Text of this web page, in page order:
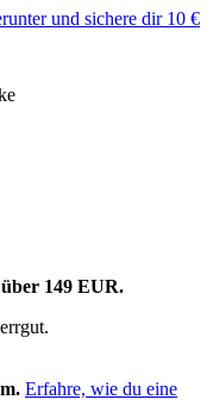
und sichere dir 10 €
149 EUR.
Erfahre, wie du eine